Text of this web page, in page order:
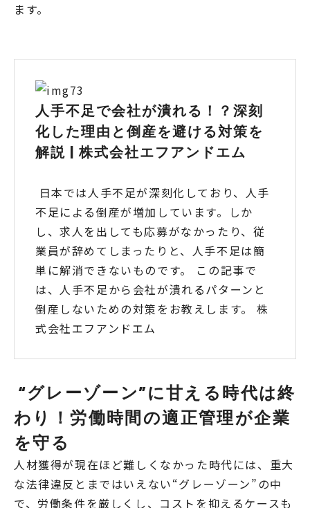
ます。
人手不足で会社が潰れる！？深刻
化した理由と倒産を避ける対策を
解説 | 株式会社エフアンドエム
日本では人手不足が深刻化しており、人手
不足による倒産が増加しています。しか
し、求人を出しても応募がなかったり、従
業員が辞めてしまったりと、人手不足は簡
単に解消できないものです。 この記事で
は、人手不足から会社が潰れるパターンと
倒産しないための対策をお教えします。 株
式会社エフアンドエム
“グレーゾーン”に甘える時代は終
わり！労働時間の適正管理が企業
を守る
人材獲得が現在ほど難しくなかった時代には、重大
な法律違反とまではいえない“グレーゾーン”の中
で、労働条件を厳しくし、コストを抑えるケースも